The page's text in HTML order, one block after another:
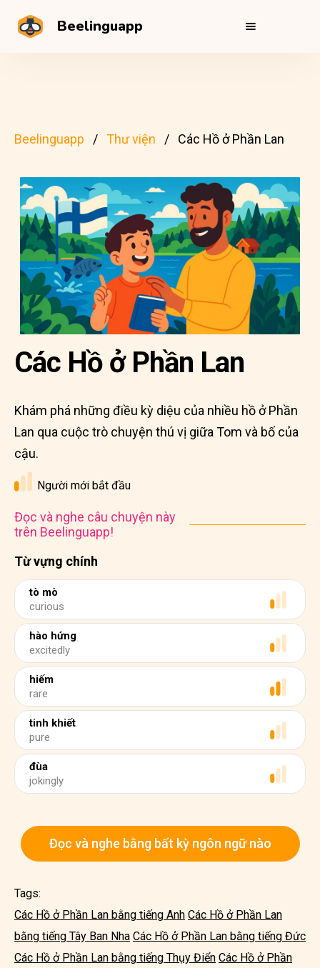
Beelinguapp
Beelinguapp Thư viện Các Hồ ở Phần Lan
Từ vựng chính
tò mò
curious
hào hứng
excitedly
hiếm
rare
tinh khiết
pure
đùa
jokingly
Các Hồ ở Phần Lan
Khám phá những điều kỳ diệu của nhiều hồ ở Phần
Lan qua cuộc trò chuyện thú vị giữa Tom và bố của
cậu.
Người mới bắt đầu
Đọc và nghe câu chuyện này
trên Beelinguapp!
Đọc và nghe bằng bất kỳ ngôn ngữ nào
Tags:
Các Hồ ở Phần Lan bằng tiếng Anh Các Hồ ở Phần Lan
bằng tiếng Tây Ban Nha Các Hồ ở Phần Lan bằng tiếng Đức
Các Hồ ở Phần Lan bằng tiếng Thụy Điển Các Hồ ở Phần